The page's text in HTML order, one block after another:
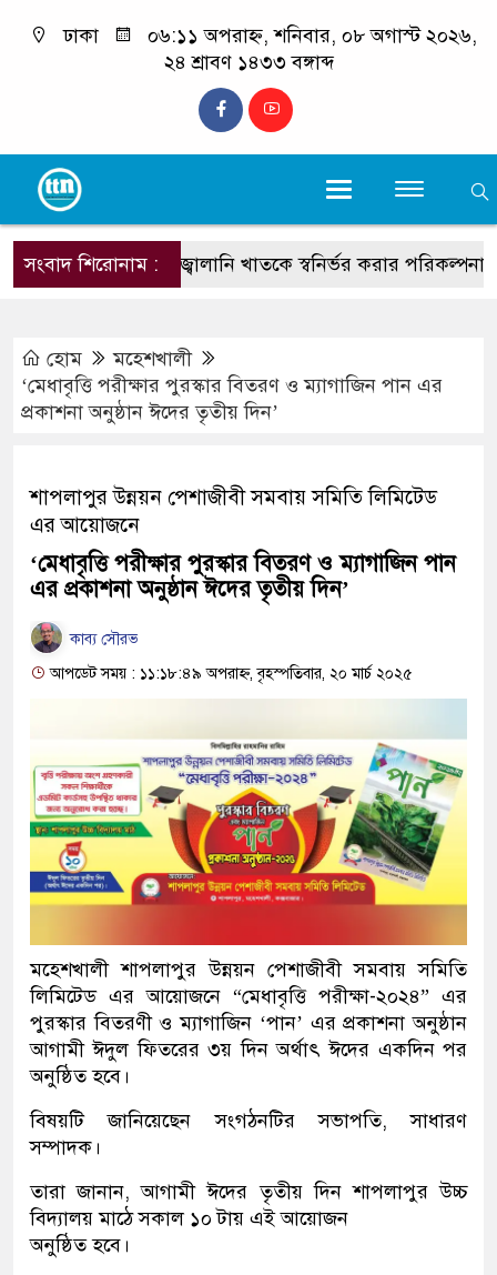
ঢাকা
০৬:১১ অপরাহ্ন, শনিবার, ০৮ অগাস্ট ২০২৬,
২৪ শ্রাবণ ১৪৩৩ বঙ্গাব্দ
সংবাদ শিরোনাম :
শিক্ষা, স্বাস্থ্য ও জ্বালানি খাতকে স্বনির্ভর করার পরিকল্পনা
হোম
মহেশখালী
‘মেধাবৃত্তি পরীক্ষার পুরস্কার বিতরণ ও ম্যাগাজিন পান এর
প্রকাশনা অনুষ্ঠান ঈদের তৃতীয় দিন’
শাপলাপুর উন্নয়ন পেশাজীবী সমবায় সমিতি লিমিটেড
এর আয়োজনে
‘মেধাবৃত্তি পরীক্ষার পুরস্কার বিতরণ ও ম্যাগাজিন পান
এর প্রকাশনা অনুষ্ঠান ঈদের তৃতীয় দিন’
কাব্য সৌরভ
আপডেট সময় : ১১:১৮:৪৯ অপরাহ্ন, বৃহস্পতিবার, ২০ মার্চ ২০২৫
মহেশখালী শাপলাপুর উন্নয়ন পেশাজীবী সমবায় সমিতি
লিমিটেড এর আয়োজনে “মেধাবৃত্তি পরীক্ষা-২০২৪” এর
পুরস্কার বিতরণী ও ম্যাগাজিন ‘পান’ এর প্রকাশনা অনুষ্ঠান
আগামী ঈদুল ফিতরের ৩য় দিন অর্থাৎ ঈদের একদিন পর
অনুষ্ঠিত হবে।
বিষয়টি জানিয়েছেন সংগঠনটির সভাপতি, সাধারণ
সম্পাদক।
তারা জানান, আগামী ঈদের তৃতীয় দিন শাপলাপুর উচ্চ
বিদ্যালয় মাঠে সকাল ১০ টায় এই আয়োজন
অনুষ্ঠিত হবে।